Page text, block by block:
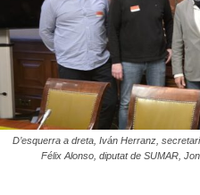
D’esquerra a dreta, Iván Herranz,
Félix Alonso, diputat de SUMAR,